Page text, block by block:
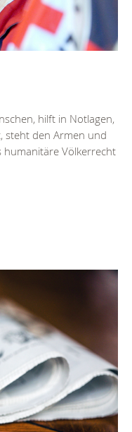
hilft in Notlagen,
steht den Armen und
Völkerrecht